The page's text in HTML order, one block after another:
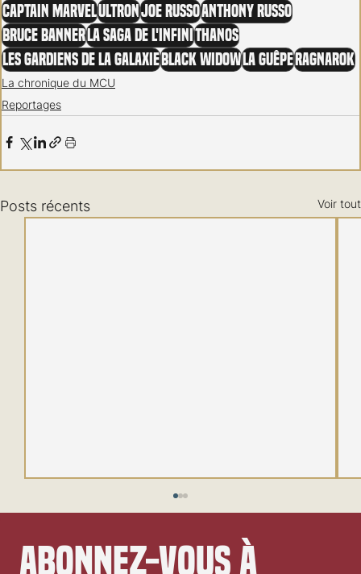
Captain MarvelUltronJoe RussoAnthony Russo
Bruce Banner La saga de l'infiniThanos
Les Gardiens de la galaxie Black Widow La Guêpe Ragnarok
La chronique du MCU
Reportages
Posts récents Voir tout
Abonnez-vous à